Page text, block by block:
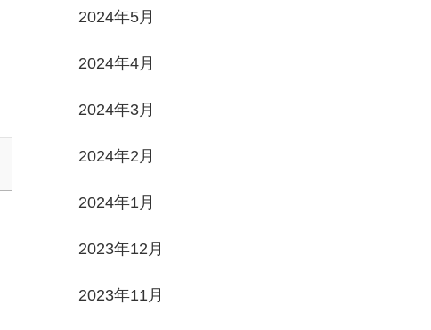
2024年5月
2024年4月
2024年3月
2024年2月
2024年1月
2023年12月
2023年11月